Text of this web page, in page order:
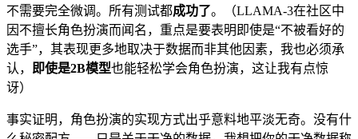
不需要完全微调。所有测试都成功了。（LLAMA-3在社区中
因不擅长角色扮演而闻名，重点是要表明即使是“不被看好的
选手”，其表现更多地取决于数据而非其他因素，我也必须承
认，
即使是2B模型也能轻松学会角色扮演，这让我有点惊
讶）
事实证明，角色扮演的实现方式出乎意料地平淡无奇。没有什